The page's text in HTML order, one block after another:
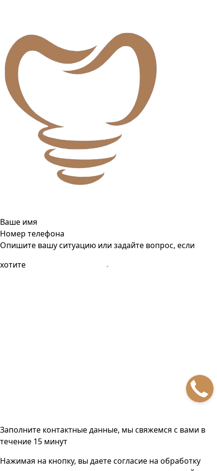
Ваше имя
Номер телефона
Опишите вашу ситуацию или задайте вопрос, если
хотите
Заполните контактные данные, мы свяжемся с вами в
течение 15 минут
Нажимая на кнопку, вы даете согласие на обработку